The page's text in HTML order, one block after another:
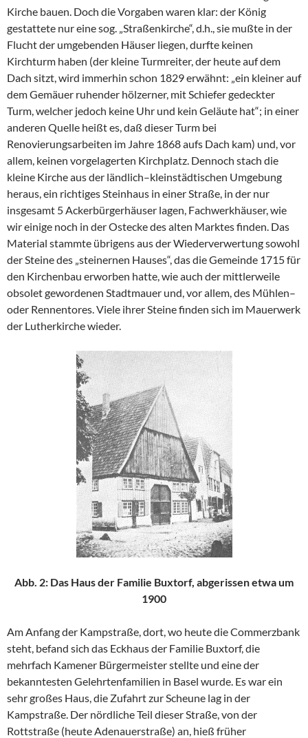
Kirche bauen. Doch die Vorgaben waren klar: der König
gestattete nur eine sog. „Straßenkirche“, d.h., sie mußte in der
Flucht der umgebenden Häuser liegen, durfte keinen
Kirchturm haben (der kleine Turmreiter, der heute auf dem
Dach sitzt, wird immerhin schon 1829 erwähnt: „ein kleiner auf
dem Gemäuer ruhender hölzerner, mit Schiefer gedeckter
Turm, welcher jedoch keine Uhr und kein Geläute hat“; in einer
anderen Quelle heißt es, daß dieser Turm bei
Renovierungsarbeiten im Jahre 1868 aufs Dach kam) und, vor
allem, keinen vorgelagerten Kirchplatz. Dennoch stach die
kleine Kirche aus der ländlich–kleinstädtischen Umgebung
heraus, ein richtiges Steinhaus in einer Straße, in der nur
insgesamt 5 Ackerbürgerhäuser lagen, Fachwerkhäuser, wie
wir einige noch in der Ostecke des alten Marktes finden. Das
Material stammte übrigens aus der Wiederverwertung sowohl
der Steine des „steinernen Hauses“, das die Gemeinde 1715 für
den Kirchenbau erworben hatte, wie auch der mittlerweile
obsolet gewordenen Stadtmauer und, vor allem, des Mühlen–
oder Rennentores. Viele ihrer Steine finden sich im Mauerwerk
der Lutherkirche wieder.
Abb. 2: Das Haus der Familie Buxtorf, abgerissen etwa um
1900
Am Anfang der Kampstraße, dort, wo heute die Commerzbank
steht, befand sich das Eckhaus der Familie Buxtorf, die
mehrfach Kamener Bürgermeister stellte und eine der
bekanntesten Gelehrtenfamilien in Basel wurde. Es war ein
sehr großes Haus, die Zufahrt zur Scheune lag in der
Kampstraße. Der nördliche Teil dieser Straße, von der
Rottstraße (heute Adenauerstraße) an, hieß früher